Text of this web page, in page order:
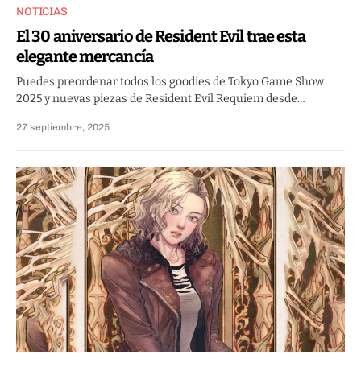
NOTICIAS
El 30 aniversario de Resident Evil trae esta
elegante mercancía
Puedes preordenar todos los goodies de Tokyo Game Show
2025 y nuevas piezas de Resident Evil Requiem desde…
27 septiembre, 2025